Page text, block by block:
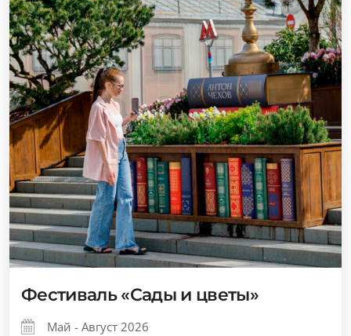
Фестиваль «Сады и цветы»
Май - Август 2026